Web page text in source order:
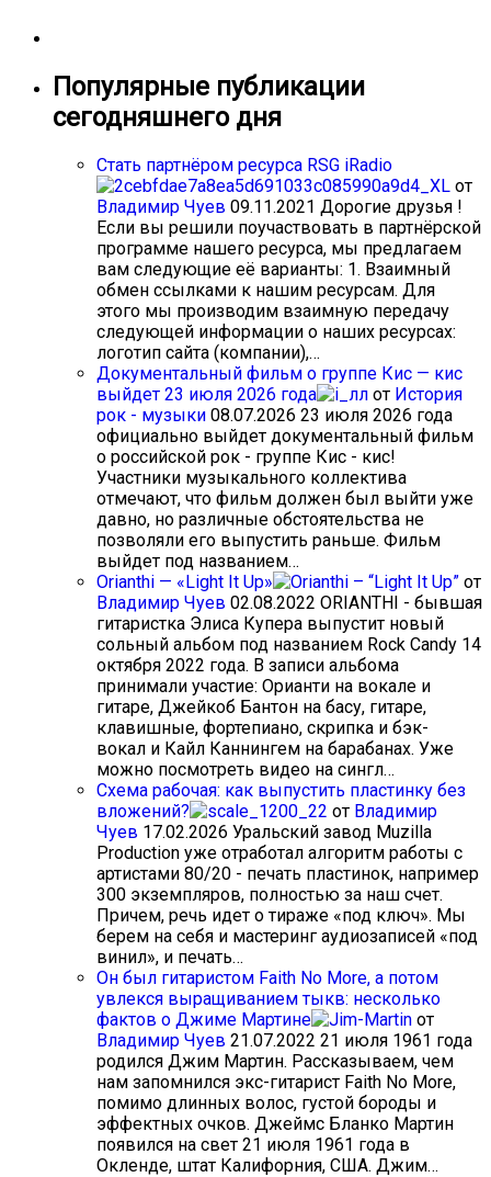
Популярные публикации
сегодняшнего дня
Стать партнёром ресурса RSG iRadio
от
Владимир Чуев 09.11.2021 Дорогие друзья !
Если вы решили поучаствовать в партнёрской
программе нашего ресурса, мы предлагаем
вам следующие её варианты: 1. Взаимный
обмен ссылками к нашим ресурсам. Для
этого мы производим взаимную передачу
следующей информации о наших ресурсах:
логотип сайта (компании),…
Документальный фильм о группе Кис — кис
выйдет 23 июля 2026 года
от История
рок - музыки 08.07.2026 23 июля 2026 года
официально выйдет документальный фильм
о российской рок - группе Кис - кис!
Участники музыкального коллектива
отмечают, что фильм должен был выйти уже
давно, но различные обстоятельства не
позволяли его выпустить раньше. Фильм
выйдет под названием…
Orianthi — «Light It Up»
от
Владимир Чуев 02.08.2022 ORIANTHI - бывшая
гитаристка Элиса Купера выпустит новый
сольный альбом под названием Rock Candy 14
октября 2022 года. В записи альбома
принимали участие: Орианти на вокале и
гитаре, Джейкоб Бантон на басу, гитаре,
клавишные, фортепиано, скрипка и бэк-
вокал и Кайл Каннингем на барабанах. Уже
можно посмотреть видео на сингл…
Схема рабочая: как выпустить пластинку без
вложений?
от Владимир
Чуев 17.02.2026 Уральский завод Muzilla
Production уже отработал алгоритм работы с
артистами 80/20 - печать пластинок, например
300 экземпляров, полностью за наш счет.
Причем, речь идет о тираже «под ключ». Мы
берем на себя и мастеринг аудиозаписей «под
винил», и печать…
Он был гитаристом Faith No More, а потом
увлекся выращиванием тыкв: несколько
фактов о Джиме Мартине
от
Владимир Чуев 21.07.2022 21 июля 1961 года
родился Джим Мартин. Рассказываем, чем
нам запомнился экс-гитарист Faith No More,
помимо длинных волос, густой бороды и
эффектных очков. Джеймс Бланко Мартин
появился на свет 21 июля 1961 года в
Окленде, штат Калифорния, США. Джим…